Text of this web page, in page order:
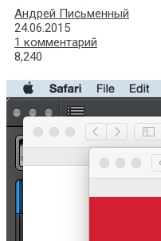
Андрей Письменный
24.06.2015
1 комментарий
8,240